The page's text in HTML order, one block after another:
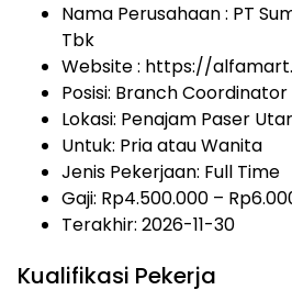
Nama Perusahaan : PT
Tbk
Website : https://
Posisi: Branch Coordinator
Lokasi: Penajam Paser
Untuk: Pria atau Wanita
Jenis Pekerjaan: Full Time
Gaji: Rp4.500.000 – Rp
Terakhir: 2026-11-30
Kualifikasi Pekerja